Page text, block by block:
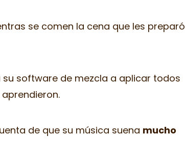
se comen la cena que les preparó
su software de mezcla a aplicar todos
de que su música suena mucho